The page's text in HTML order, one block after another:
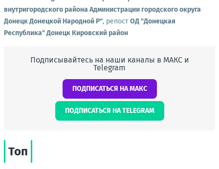
внутригородского района Администрации городского округа
Донецк Донецкой Народной Р", репостОД "Донецкая
Республика" Донецк Кировский район
Подписывайтесь на наши каналы в МАКС и
Telegram
ПОДПИСАТЬСЯ НА МАКС
ПОДПИСАТЬСЯ НА TELEGRAM
Топ